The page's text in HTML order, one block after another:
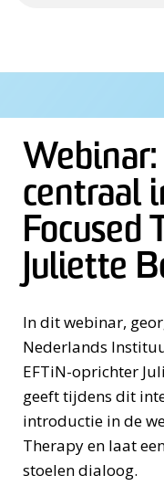
Webinar:
centraal
Focused
Juliette
In dit webinar,
Nederlands
EFTiN-oprichter
geeft tijdens dit
introductie in de
Therapy en laat
stoelen dialoog.